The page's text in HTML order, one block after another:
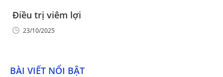
Điều trị viêm lợi
23/10/2025
BÀI VIẾT NỔI BẬT